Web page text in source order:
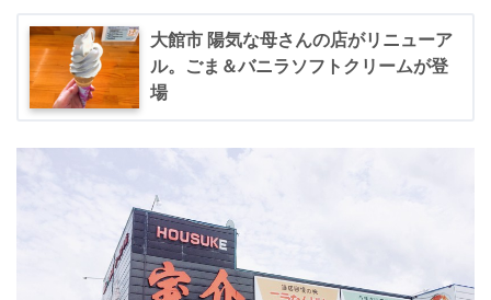
大館市 陽気な母さんの店がリニューア
ル。ごま＆バニラソフトクリームが登
場